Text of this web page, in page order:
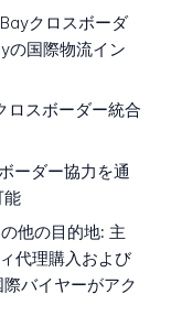
クロスボーダ
の国際物流イン
ロスボーダー統合
ーダー協力を通
能
他の目的地: 主
代理購入および
バイヤーがアク